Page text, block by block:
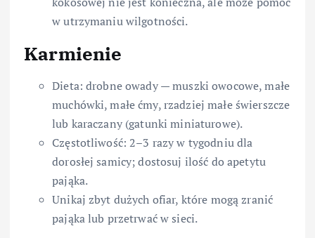
w utrzymaniu wilgotności.
Karmienie
Dieta: drobne owady — muszki owocowe, małe
muchówki, małe ćmy, rzadziej małe świerszcze
lub karaczany (gatunki miniaturowe).
Częstotliwość: 2–3 razy w tygodniu dla
dorosłej samicy; dostosuj ilość do apetytu
pająka.
Unikaj zbyt dużych ofiar, które mogą zranić
pająka lub przetrwać w sieci.